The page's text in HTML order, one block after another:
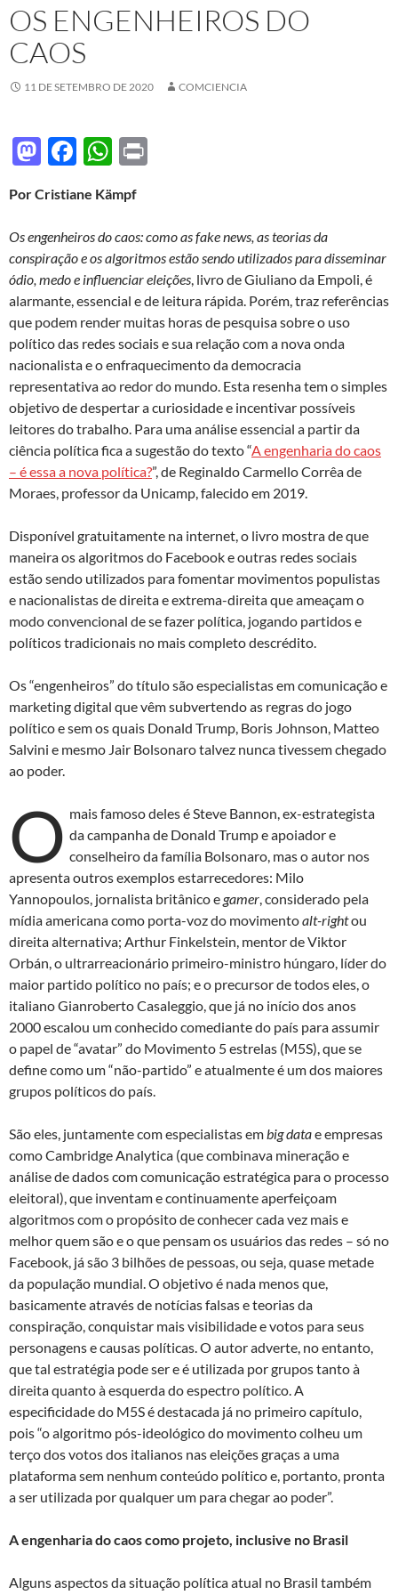
OS ENGENHEIROS DO
CAOS
11 DE SETEMBRO DE 2020 COMCIENCIA
M
to
d
o
n
F
e
b
o
o
k
W
at
s
A
p
p
Por Cristiane Kämpf
Os engenheiros do caos: como as fake news, as teorias da
conspiração e os algoritmos estão sendo utilizados para disseminar
ódio, medo e influenciar eleições, livro de Giuliano da Empoli, é
alarmante, essencial e de leitura rápida. Porém, traz referências
que podem render muitas horas de pesquisa sobre o uso
político das redes sociais e sua relação com a nova onda
nacionalista e o enfraquecimento da democracia
representativa ao redor do mundo. Esta resenha tem o simples
objetivo de despertar a curiosidade e incentivar possíveis
leitores do trabalho. Para uma análise essencial a partir da
ciência política fica a sugestão do texto “A engenharia do caos
– é essa a nova política?”, de Reginaldo Carmello Corrêa de
Moraes, professor da Unicamp, falecido em 2019.
Disponível gratuitamente na internet, o livro mostra de que
maneira os algoritmos do Facebook e outras redes sociais
estão sendo utilizados para fomentar movimentos populistas
e nacionalistas de direita e extrema-direita que ameaçam o
modo convencional de se fazer política, jogando partidos e
políticos tradicionais no mais completo descrédito.
Os “engenheiros” do título são especialistas em comunicação e
marketing digital que vêm subvertendo as regras do jogo
político e sem os quais Donald Trump, Boris Johnson, Matteo
Salvini e mesmo Jair Bolsonaro talvez nunca tivessem chegado
ao poder.
O mais famoso deles é Steve Bannon, ex-estrategista
da campanha de Donald Trump e apoiador e
conselheiro da família Bolsonaro, mas o autor nos
apresenta outros exemplos estarrecedores: Milo
Yannopoulos, jornalista britânico e gamer, considerado pela
mídia americana como porta-voz do movimentoalt-rightou
direita alternativa; Arthur Finkelstein, mentor de Viktor
Orbán, o ultrarreacionário primeiro-ministro húngaro, líder do
maior partido político no país; e o precursor de todos eles, o
italiano Gianroberto Casaleggio, que já no início dos anos
2000 escalou um conhecido comediante do país para assumir
o papel de “avatar” do Movimento 5 estrelas (M5S), que se
define como um “não-partido” e atualmente é um dos maiores
grupos políticos do país.
São eles, juntamente com especialistas embig datae empresas
como Cambridge Analytica (que combinava mineração e
análise de dados com comunicação estratégica para o processo
eleitoral), que inventam e continuamente aperfeiçoam
algoritmos com o propósito de conhecer cada vez mais e
melhor quem são e o que pensam os usuários das redes – só no
Facebook, já são 3 bilhões de pessoas, ou seja, quase metade
da população mundial. O objetivo é nada menos que,
basicamente através de notícias falsas e teorias da
conspiração, conquistar mais visibilidade e votos para seus
personagens e causas políticas. O autor adverte, no entanto,
que tal estratégia pode ser e é utilizada por grupos tanto à
direita quanto à esquerda do espectro político. A
especificidade do M5S é destacada já no primeiro capítulo,
pois “o algoritmo pós-ideológico do movimento colheu um
terço dos votos dos italianos nas eleições graças a uma
plataforma sem nenhum conteúdo político e, portanto, pronta
a ser utilizada por qualquer um para chegar ao poder”.
A engenharia do caos como projeto, inclusive no Brasil
Alguns aspectos da situação política atual no Brasil também